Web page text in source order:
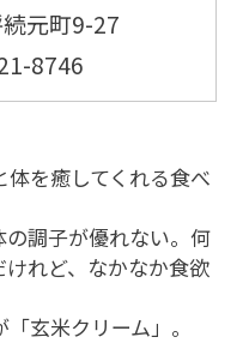
元町9-27
8746
を癒してくれる食べ
調子が優れない。何
れど、なかなか食欲
玄米クリーム」。